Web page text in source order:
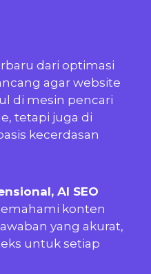
dari optimasi
agar website
di mesin pencari
tetapi juga di
kecerdasan
AI SEO
konten
yang akurat,
untuk setiap